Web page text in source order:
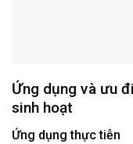
Ứng dụng và ưu
sinh hoạt
Ứng dụng thực tiễn